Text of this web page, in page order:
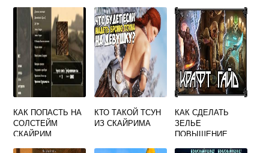
КАК ПОПАСТЬ НА
СОЛСТЕЙМ
СКАЙРИМ
КТО ТАКОЙ ТСУН
ИЗ СКАЙРИМА
КАК СДЕЛАТЬ
ЗЕЛЬЕ
ПОВЫШЕНИЕ